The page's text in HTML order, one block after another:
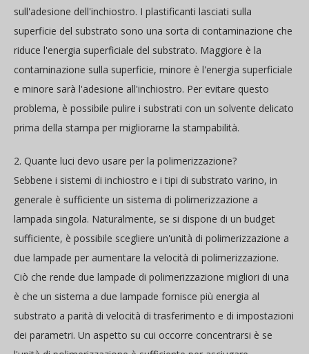
sull'adesione dell'inchiostro. I plastificanti lasciati sulla
superficie del substrato sono una sorta di contaminazione che
riduce l'energia superficiale del substrato. Maggiore è la
contaminazione sulla superficie, minore è l'energia superficiale
e minore sarà l'adesione all'inchiostro. Per evitare questo
problema, è possibile pulire i substrati con un solvente delicato
prima della stampa per migliorarne la stampabilità.
2. Quante luci devo usare per la polimerizzazione?
Sebbene i sistemi di inchiostro e i tipi di substrato varino, in
generale è sufficiente un sistema di polimerizzazione a
lampada singola. Naturalmente, se si dispone di un budget
sufficiente, è possibile scegliere un'unità di polimerizzazione a
due lampade per aumentare la velocità di polimerizzazione.
Ciò che rende due lampade di polimerizzazione migliori di una
è che un sistema a due lampade fornisce più energia al
substrato a parità di velocità di trasferimento e di impostazioni
dei parametri. Un aspetto su cui occorre concentrarsi è se